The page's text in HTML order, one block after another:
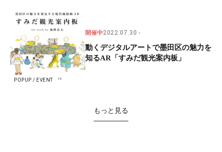
POPUP / EVENT
開催中2022.07.30
動くデジタルアートで墨田区の魅力を
知るAR「すみだ観光案内板」
もっと見る